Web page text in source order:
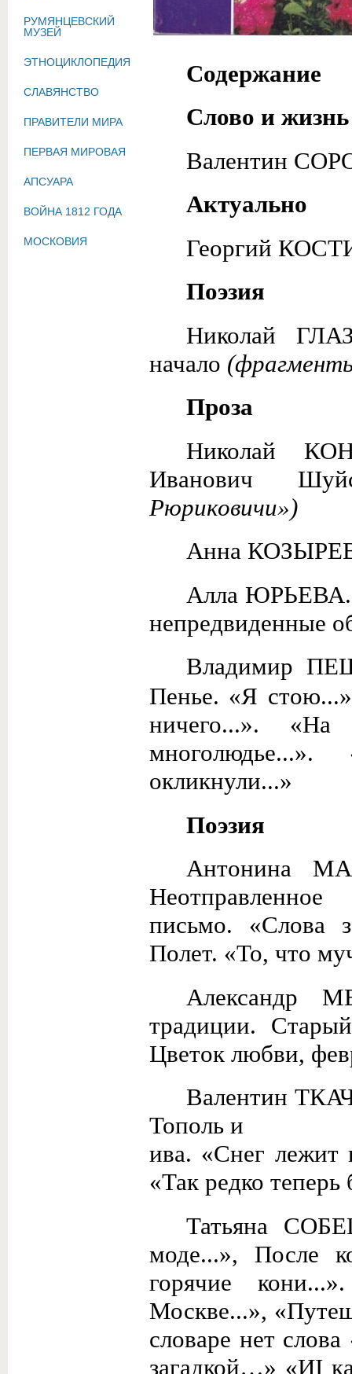
Содержание
Слово и жизнь
Валентин
Актуально
Георгий
Поэзия
Николай
начало
Проза
Николай
Иванович
Рюриковичи»)
Анна
Алла
непредвиденные
Владимир
Пенье. «Я
ничего...».
окликнули...»
Поэзия
Антонина
Неотправленное
письмо. «Слова
Полет. «То, что
Александр
традиции.
Цветок любви,
Валентин
Тополь и
ива. «Снег лежит
«Так редко теперь
Татьяна
моде...», Пос­ле
горячие
Москве...»,
словаре нет
загадкой…» «ИI
РУМЯНЦЕВСКИЙ
МУЗЕЙ
ЭТНОЦИКЛОПЕДИЯ
СЛАВЯНСТВО
ПРАВИТЕЛИ МИРА
ПЕРВАЯ МИРОВАЯ
АПСУАРА
ВОЙНА 1812 ГОДА
МОСКОВИЯ